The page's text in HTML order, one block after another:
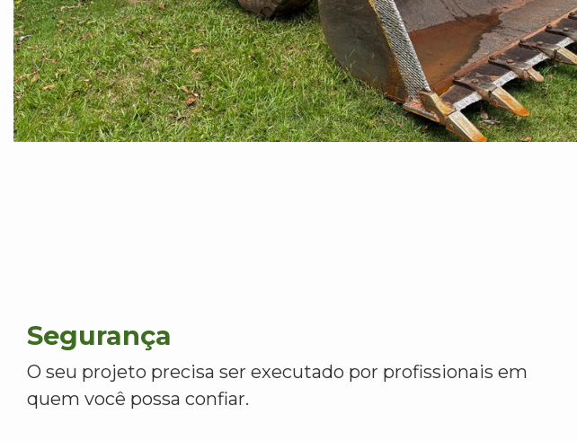
Segurança
O seu projeto precisa ser executado por profissionais em
quem você possa confiar.